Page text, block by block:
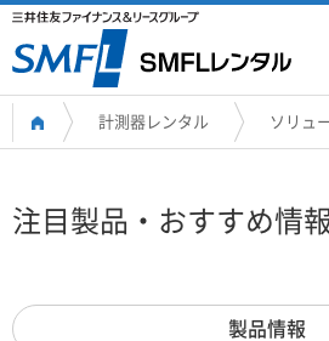
計測器レンタル ソリュ
注目製品・おすすめ情
製品情報